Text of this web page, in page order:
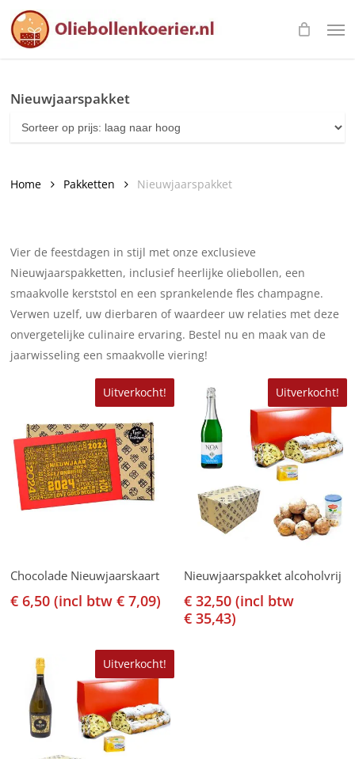
Skip
main
Nieuwjaarspakket
Home Pakketten Nieuwjaarspakket
Vier de feestdagen in stijl met onze exclusieve
Nieuwjaarspakketten, inclusief heerlijke oliebollen, een
smaakvolle kerststol en een sprankelende fles champagne.
Verwen uzelf, uw dierbaren of waardeer uw relaties met deze
onvergetelijke culinaire ervaring. Bestel nu en maak van de
jaarwisseling een smaakvolle viering!
Lees Verder
Uitverkocht!
Chocolade Nieuwjaarskaart
€ 6,50 (incl btw€ 7,09)
Lees Verder
Uitverkocht!
Nieuwjaarspakket alcoholvrij
€32,50 (incl btw
€35,43)
Uitverkocht!